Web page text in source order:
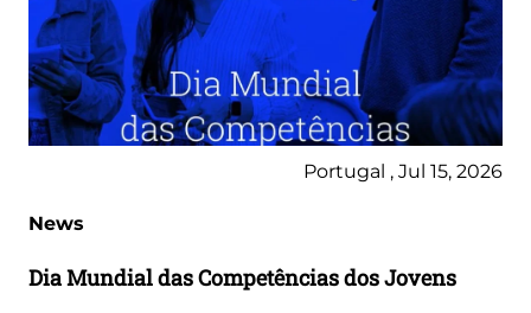
Portugal , Jul 15, 2026
News
Dia Mundial das Competências dos Jovens